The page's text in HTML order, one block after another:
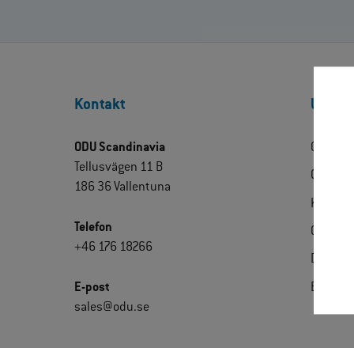
Kontakt
ODU Scandinavia
Tellusvägen 11 B
186 36 Vallentuna
Telefon
+46 176 18266
E-post
sales@odu.se
Om ODU
ODU
Kontakt
Certifikat
Extranet